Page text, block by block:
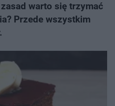
warto się trzymać
Przede wszystkim